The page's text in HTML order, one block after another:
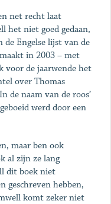
net recht laat
het niet goed gedaan,
Engelse lijst van de
in 2003 – met
voor de jaarwende het
over Thomas
de naam van de roos’
werd door een
maar ben ook
al zijn ze lang
dit boek niet
geschreven hebben,
komt zeker niet